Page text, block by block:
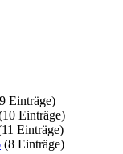
Einträge)
Einträge)
Einträge)
(8 Einträge)